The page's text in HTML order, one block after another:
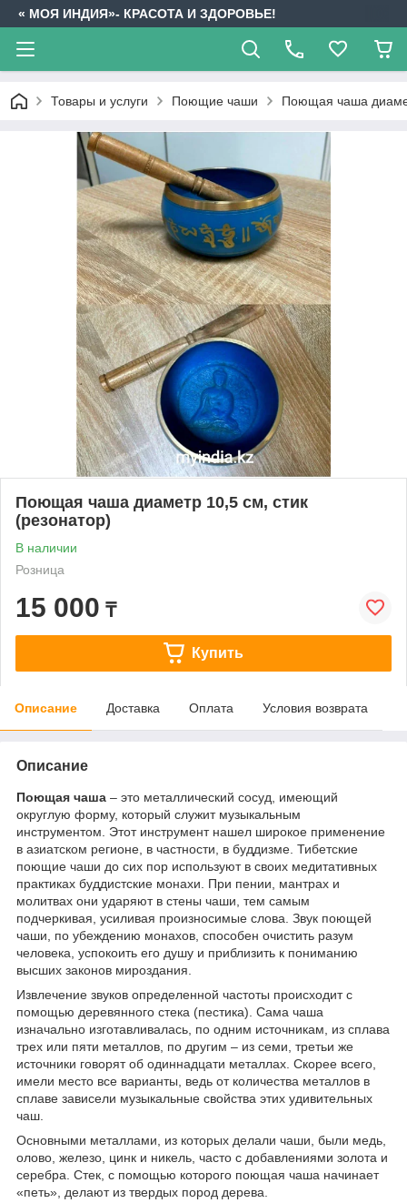
« МОЯ ИНДИЯ»- КРАСОТА И ЗДОРОВЬЕ!
Товары и услуги Поющие чаши Поющая чаша
Поющая чаша диаметр 10,5 см, стик
(резонатор)
В наличии
Розница
15 000 ₸
Купить
Описание Доставка Оплата Условия возврата
Описание
Поющая чаша – это металлический сосуд, имеющий
округлую форму, который служит музыкальным
инструментом. Этот инструмент нашел широкое применение
в азиатском регионе, в частности, в буддизме. Тибетские
поющие чаши до сих пор используют в своих медитативных
практиках буддистские монахи. При пении, мантрах и
молитвах они ударяют в стены чаши, тем самым
подчеркивая, усиливая произносимые слова. Звук поющей
чаши, по убеждению монахов, способен очистить разум
человека, успокоить его душу и приблизить к пониманию
высших законов мироздания.
Извлечение звуков определенной частоты происходит с
помощью деревянного стека (пестика). Сама чаша
изначально изготавливалась, по одним источникам, из сплава
трех или пяти металлов, по другим – из семи, третьи же
источники говорят об одиннадцати металлах. Скорее всего,
имели место все варианты, ведь от количества металлов в
сплаве зависели музыкальные свойства этих удивительных
чаш.
Основными металлами, из которых делали чаши, были медь,
олово, железо, цинк и никель, часто с добавлениями золота и
серебра. Стек, с помощью которого поющая чаша начинает
«петь», делают из твердых пород дерева.